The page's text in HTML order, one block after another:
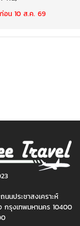
อน 10 ส.ค. 69
นประชาสงเคราะห์
กรุงเทพมหานคร 10400